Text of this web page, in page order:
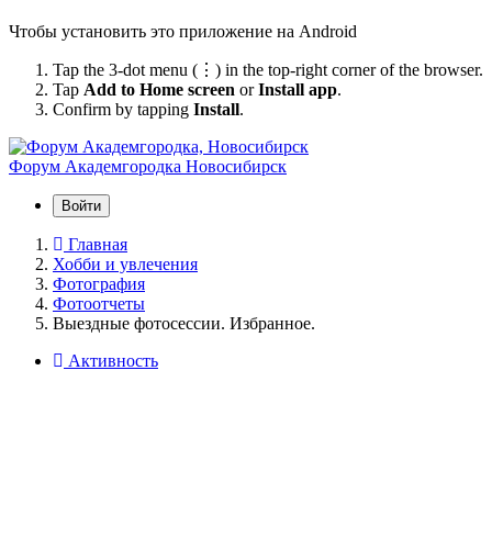
Чтобы установить это приложение на Android
Tap the 3-dot menu (⋮) in the top-right corner of the browser.
Tap Add to Home screen orInstall app.
Confirm by tapping Install.
Форум Академгородка Новосибирск
Войти
Главная
Хобби и увлечения
Фотография
Фотоотчеты
Выездные фотосессии. Избранное.
Активность